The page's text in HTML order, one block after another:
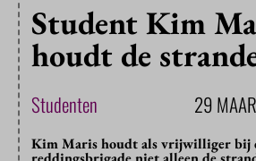
Student Kim
houdt de
Studenten 29
Kim Maris houdt als vrijwilliger bij